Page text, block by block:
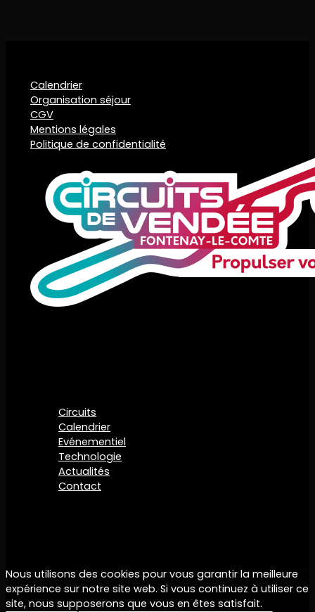
Calendrier
Organisation séjour
CGV
Mentions légales
Politique de confidentialité
Circuits
Calendrier
Evénementiel
Technologie
Actualités
Contact
Nous utilisons des cookies pour vous garantir la meilleure
expérience sur notre site web. Si vous continuez à utiliser ce
site, nous supposerons que vous en êtes satisfait.